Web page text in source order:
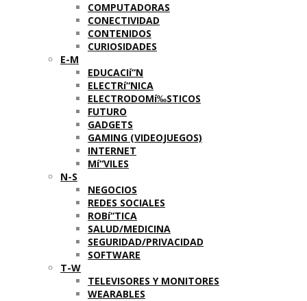
COMPUTADORAS
CONECTIVIDAD
CONTENIDOS
CURIOSIDADES
E-M
EDUCACIí“N
ELECTRí“NICA
ELECTRODOMí‰STICOS
FUTURO
GADGETS
GAMING (VIDEOJUEGOS)
INTERNET
Mí“VILES
N-S
NEGOCIOS
REDES SOCIALES
ROBí“TICA
SALUD/MEDICINA
SEGURIDAD/PRIVACIDAD
SOFTWARE
T-W
TELEVISORES Y MONITORES
WEARABLES